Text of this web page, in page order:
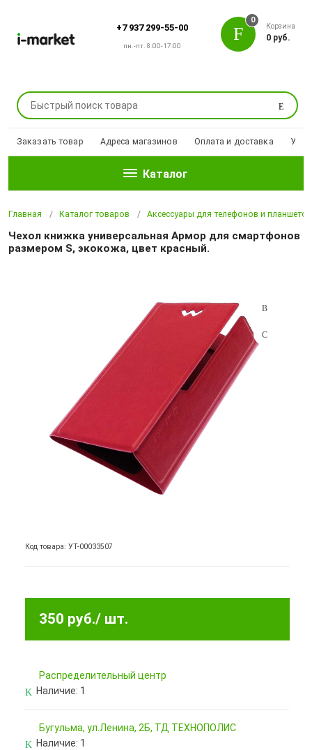
+7 937 299-55-00
пн.-пт. 8:00-17:00
Поиск
0
Корзина
0 руб.
Заказать товар Адреса магазинов Оплата и доставка
Каталог
Главная Каталог товаров Аксессуары для телефонов и планшетов
Чехол книжка универсальная Армор для смартфонов
размером S, экокожа, цвет красный.
Код товара: УТ-00033507
350 руб./ шт.
Pаспределительный центр
Наличие: 1
Бугульма, ул.Ленина, 2Б, ТД ТЕХНОПОЛИС
Наличие: 1